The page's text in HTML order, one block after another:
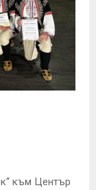
към Център